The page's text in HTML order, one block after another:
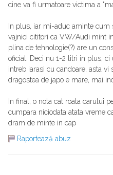
cine va fi urmatoare victima a
In plus, iar mi-aduc aminte cum
vajnici cititori ca VW/Audi mint
plina de tehnologie(?) are un
oficial. Deci nu 1-2 litri in plus,
intreb iarasi cu candoare, asta
dragostea de japo e mare, mai
In final, o nota cat roata carului
cumpara niciodata atata vreme
dram de minte in cap
Raportează abuz